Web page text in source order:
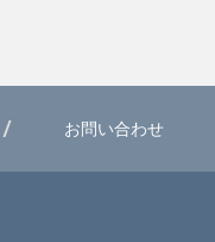
お問い合わせ